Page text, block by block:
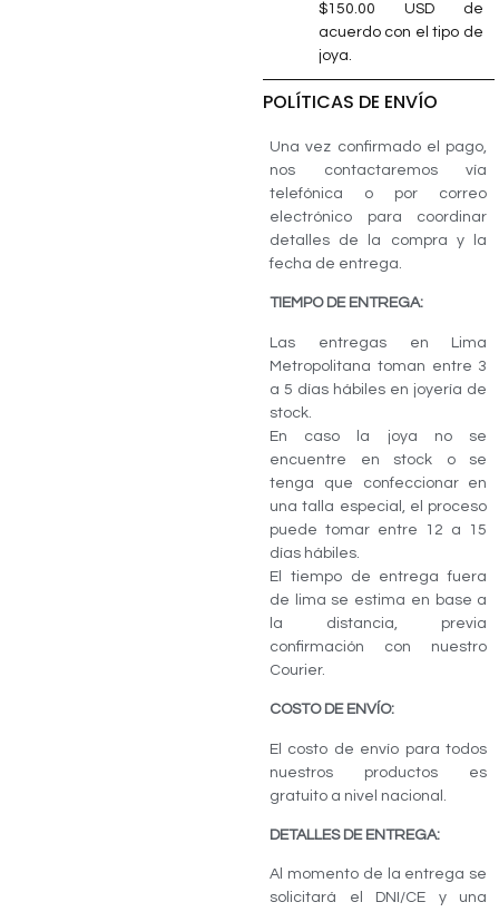
$150.00 USD de
acuerdo con el tipo de
joya.
POLÍTICAS DE ENVÍO
Una vez confirmado el pago,
nos contactaremos vía
telefónica o por correo
electrónico para coordinar
detalles de la compra y la
fecha de entrega.
TIEMPO DE ENTREGA:
Las entregas en Lima
Metropolitana toman entre 3
a 5 días hábiles en joyería de
stock.
En caso la joya no se
encuentre en stock o se
tenga que confeccionar en
una talla especial, el proceso
puede tomar entre 12 a 15
días hábiles.
El tiempo de entrega fuera
de lima se estima en base a
la distancia, previa
confirmación con nuestro
Courier.
COSTO DE ENVÍO:
El costo de envío para todos
nuestros productos es
gratuito a nivel nacional.
DETALLES DE ENTREGA:
Al momento de la entrega se
solicitará el DNI/CE y una